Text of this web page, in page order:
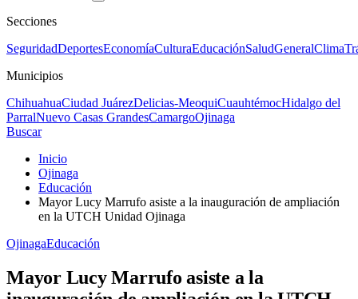
Secciones
SeguridadDeportesEconomíaCulturaEducaciónSaludGeneralClima
Municipios
ChihuahuaCiudad JuárezDelicias-MeoquiCuauhtémocHidalgo del
ParralNuevo Casas GrandesCamargoOjinaga
Buscar
Inicio
Ojinaga
Educación
Mayor Lucy Marrufo asiste a la inauguración de ampliación
en la UTCH Unidad Ojinaga
OjinagaEducación
Mayor Lucy Marrufo asiste a la